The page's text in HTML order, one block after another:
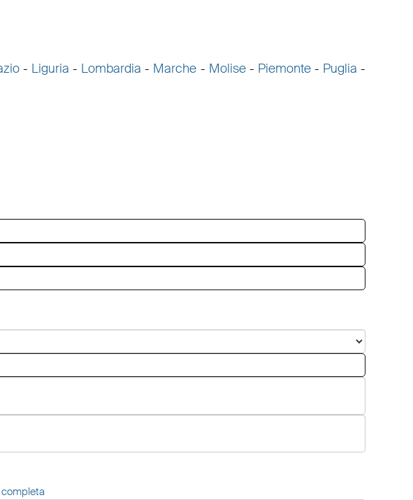
- Liguria - Lombardia - Marche - Molise- Piemonte - Puglia -